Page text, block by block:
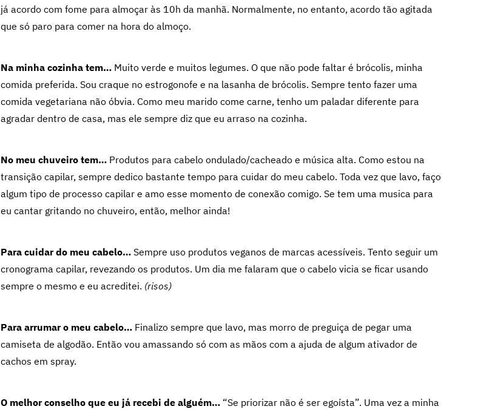
já acordo com fome para almoçar às 10h da manhã. Normalmente, no entanto, acordo tão agitada
que só paro para comer na hora do almoço.
Na minha cozinha tem… Muito verde e muitos legumes. O que não pode faltar é brócolis, minha
comida preferida. Sou craque no estrogonofe e na lasanha de brócolis. Sempre tento fazer uma
comida vegetariana não óbvia. Como meu marido come carne, tenho um paladar diferente para
agradar dentro de casa, mas ele sempre diz que eu arraso na cozinha.
No meu chuveiro tem… Produtos para cabelo ondulado/cacheado e música alta. Como estou na
transição capilar, sempre dedico bastante tempo para cuidar do meu cabelo. Toda vez que lavo, faço
algum tipo de processo capilar e amo esse momento de conexão comigo. Se tem uma musica para
eu cantar gritando no chuveiro, então, melhor ainda!
Para cuidar do meu cabelo… Sempre uso produtos veganos de marcas acessíveis. Tento seguir um
cronograma capilar, revezando os produtos. Um dia me falaram que o cabelo vicia se ficar usando
sempre o mesmo e eu acreditei. (risos)
Para arrumar o meu cabelo… Finalizo sempre que lavo, mas morro de preguiça de pegar uma
camiseta de algodão. Então vou amassando só com as mãos com a ajuda de algum ativador de
cachos em spray.
O melhor conselho que eu já recebi de alguém… “Se priorizar não é ser egoísta”. Uma vez a minha